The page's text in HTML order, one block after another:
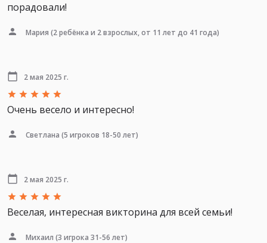
порадовали!
Мария (2 ребёнка и 2 взрослых, от 11 лет до 41 года)
2 мая 2025 г.
Очень весело и интересно!
Светлана (5 игроков 18-50 лет)
2 мая 2025 г.
Веселая, интересная викторина для всей семьи!
Михаил (3 игрока 31-56 лет)